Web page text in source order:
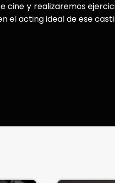
cine y realizaremos
el acting ideal de ese